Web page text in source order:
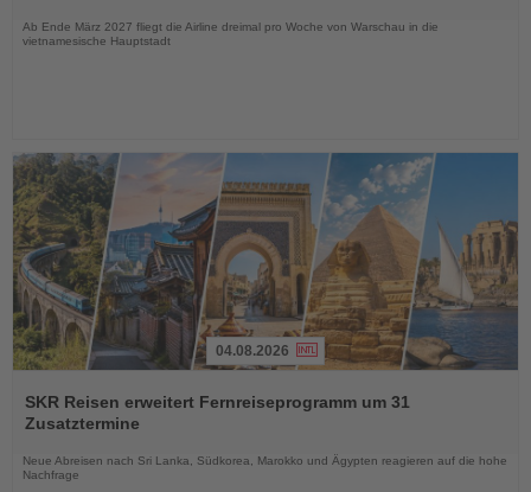
Ab Ende März 2027 fliegt die Airline dreimal pro Woche von Warschau in die
vietnamesische Hauptstadt
Sie
die
04.08.2026
SKR Reisen erweitert Fernreiseprogramm um 31
Zusatztermine
Neue Abreisen nach Sri Lanka, Südkorea, Marokko und Ägypten reagieren auf die hohe
Nachfrage